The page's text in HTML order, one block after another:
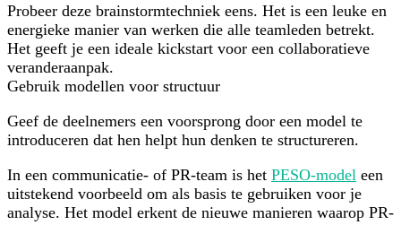
Probeer deze brainstormtechniek eens. Het is een leuke en
energieke manier van werken die alle teamleden betrekt.
Het geeft je een ideale kickstart voor een collaboratieve
veranderaanpak.
Gebruik modellen voor structuur
Geef de deelnemers een voorsprong door een model te
introduceren dat hen helpt hun denken te structureren.
In een communicatie- of PR-team is het PESO-model een
uitstekend voorbeeld om als basis te gebruiken voor je
analyse. Het model erkent de nieuwe manieren waarop PR-